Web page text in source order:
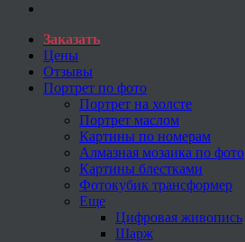
Заказать
Цены
Отзывы
Портрет по фото
Портрет на холсте
Портрет маслом
Картины по номерам
Алмазная мозаика по фото
Картины блестками
Фотокубик трансформер
Еще
Цифровая живопись
Шарж